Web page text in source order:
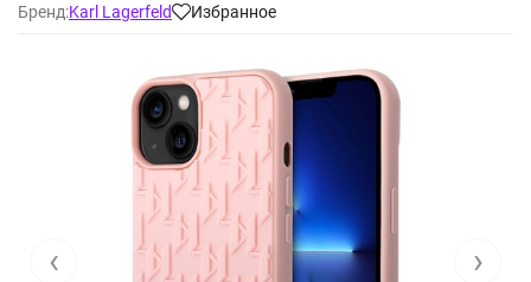
Бренд:Karl Lagerfeld Избранное
‹ ›